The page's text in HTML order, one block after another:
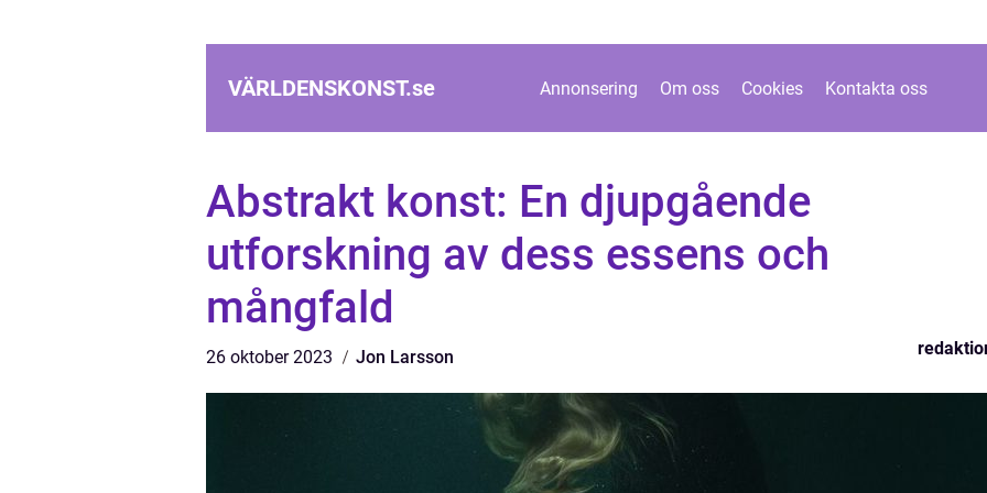
VÄRLDENSKONST.se Annonsering Om oss Cookies Kontakta oss
Abstrakt konst: En djupgående
utforskning av dess essens och
mångfald
26 oktober 2023 Jon Larsson